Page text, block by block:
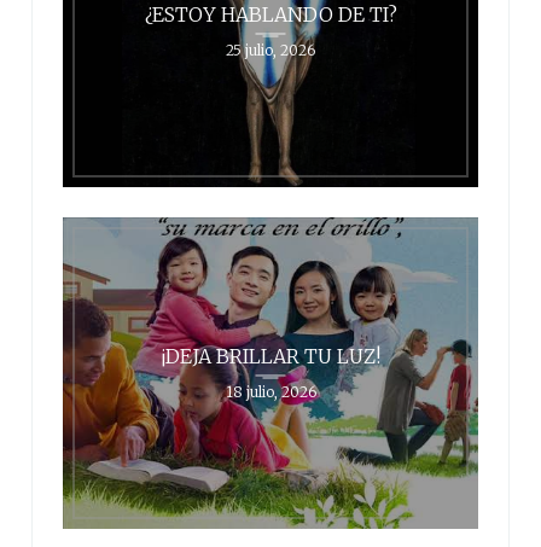
¿ESTOY HABLANDO DE TI?
25 julio, 2026
¡DEJA BRILLAR TU LUZ!
18 julio, 2026